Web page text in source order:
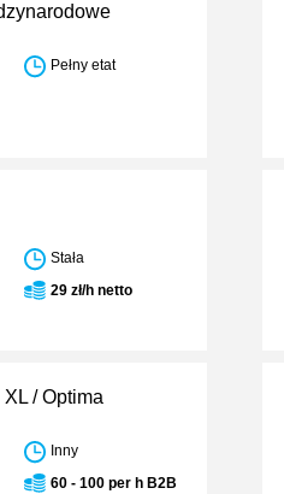
Pełny etat
Stała
29 zł/h netto
/ Optima
Inny
60 - 100 per h B2B